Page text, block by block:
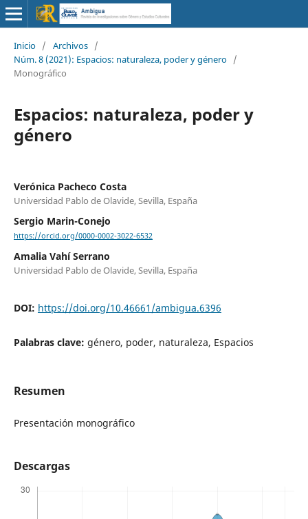
Inicio / Archivos /
Núm. 8 (2021): Espacios: naturaleza, poder y género /
Monográfico
Espacios: naturaleza, poder y
género
Verónica Pacheco Costa
Universidad Pablo de Olavide, Sevilla, España
Sergio Marin-Conejo
https://orcid.org/0000-0002-3022-6532
Amalia Vahí Serrano
Universidad Pablo de Olavide, Sevilla, España
DOI: https://doi.org/10.46661/ambigua.6396
Palabras clave: género, poder, naturaleza, Espacios
Resumen
Presentación monográfico
Descargas